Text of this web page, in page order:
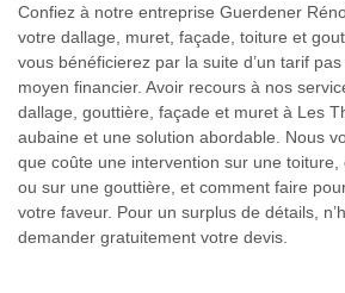
Confiez à notre entreprise Guerdener
votre dallage, muret, façade, toiture et
vous bénéficierez par la suite d’un tarif
moyen financier. Avoir recours à nos
dallage, gouttière, façade et muret à Les
aubaine et une solution abordable. Nous
que coûte une intervention sur une
ou sur une gouttière, et comment faire
votre faveur. Pour un surplus de détails,
demander gratuitement votre devis.